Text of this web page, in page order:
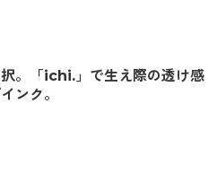
択。「ichi.」で生え際の透け感
ンク。